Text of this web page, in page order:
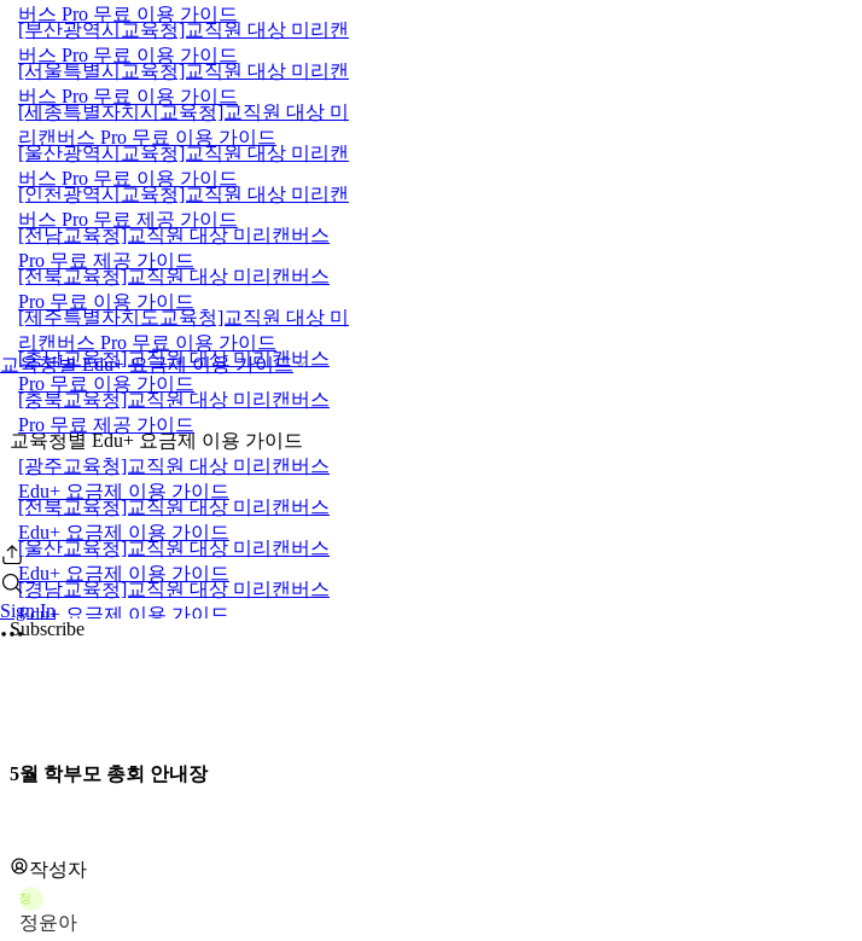
교육청별 Edu+ 요금제 이용 가이드
Sign In
버스 Pro 무료 이용 가이드
[부산광역시교육청]교직원 대상 미리캔
버스 Pro 무료 이용 가이드
[서울특별시교육청]교직원 대상 미리캔
버스 Pro 무료 이용 가이드
[세종특별자치시교육청]교직원 대상 미
리캔버스 Pro 무료 이용 가이드
[울산광역시교육청]교직원 대상 미리캔
버스 Pro 무료 이용 가이드
[인천광역시교육청]교직원 대상 미리캔
버스 Pro 무료 제공 가이드
[전남교육청]교직원 대상 미리캔버스
Pro 무료 제공 가이드
[전북교육청]교직원 대상 미리캔버스
Pro 무료 이용 가이드
[제주특별자치도교육청]교직원 대상 미
리캔버스 Pro 무료 이용 가이드
[충남교육청]교직원 대상 미리캔버스
Pro 무료 이용 가이드
[충북교육청]교직원 대상 미리캔버스
Pro 무료 제공 가이드
교육청별 Edu+ 요금제 이용 가이드
[광주교육청]교직원 대상 미리캔버스
Edu+ 요금제 이용 가이드
[전북교육청]교직원 대상 미리캔버스
Edu+ 요금제 이용 가이드
[울산교육청]교직원 대상 미리캔버스
Edu+ 요금제 이용 가이드
[경남교육청]교직원 대상 미리캔버스
Edu+ 요금제 이용 가이드
Subscribe
5월 학부모 총회 안내장
작성자
정
정윤아